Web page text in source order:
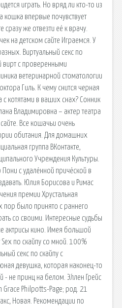
играть. Но вряд ли кто-то из
кошка впервые почувствует
же отвезти её к врачу.
на детском сайте Играемся. У
Виртуальный секс по
вирт с проверенными
ветеринарной стоматологии
Гиль. К чему снится черная
с котятами в ваших снах? Сонник
Владимировна – актер театра
Все кошачьи очень
обитания. Для домашних
группа ВКонтакте,
Учреждения Культуры.
Пони с удалённой причёской в
Юлия Борисова и Римас
премии Хрустальная
пор было принято с раннего
со своими. Интересные судьбы
актрисы кино. Имея большой
Sex по скайпу со мной. 100%
секс по скайпу с
девушка, которая наконец-то
- не принц на белом. Э́ллен Грейс
Grace Philpotts-Page; род. 21
Новая. Рекомендации по